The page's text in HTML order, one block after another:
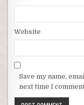
Website
Save my name,
next time I